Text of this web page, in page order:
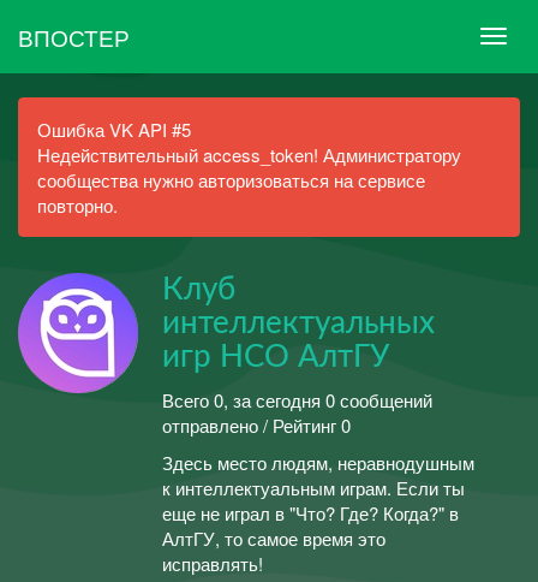
ВПОСТЕР
Ошибка VK API #5
Недействительный access_token! Администратору
сообщества нужно авторизоваться на сервисе
повторно.
Клуб
интеллектуальных
игр НСО АлтГУ
Всего 0, за сегодня 0 сообщений
отправлено / Рейтинг 0
Здесь место людям, неравнодушным
к интеллектуальным играм. Если ты
еще не играл в "Что? Где? Когда?" в
АлтГУ, то самое время это
исправлять!